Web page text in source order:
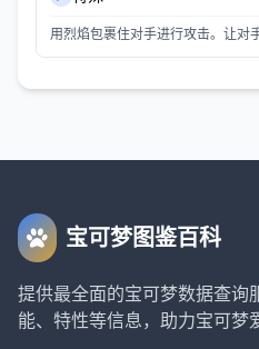
用烈焰包裹住对手进行攻击。让对
宝可梦图鉴百科
提供最全面的宝可梦数据查询
能、特性等信息，助力宝可梦